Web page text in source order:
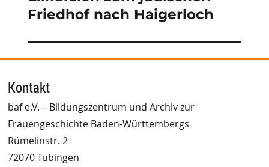
Friedhof nach Haigerloch
Kontakt
baf e.V. – Bildungszentrum und Archiv zur
Frauengeschichte Baden-Württembergs
Rümelinstr. 2
72070 Tübingen